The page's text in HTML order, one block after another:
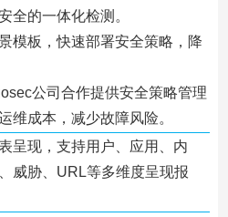
全的一体化检测。
模板，快速部署安全策略，降
公司合作提供安全策略管理
维成本，减少故障风险。
呈现，支持用户、应用、内
威胁、URL等多维度呈现报